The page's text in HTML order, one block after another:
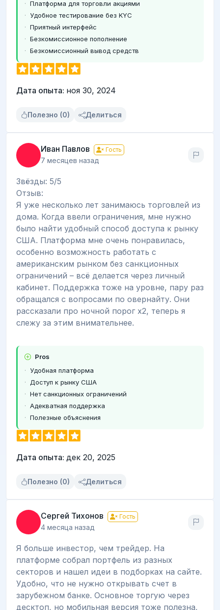
Платформа для торговли акциями
Удобное тестирование без KYC
Приятный интерфейс
Безкомиссионное пополнение
Безкомиссионный вывод средств
Дата опыта: ноя 30, 2024
Полезно (0) Делиться
Иван Павлов Гость
7 месяцев назад
Звёзды: 5/5
Отзыв:
Я уже несколько лет занимаюсь торговлей из
дома. Когда ввели ограничения, мне нужно
было найти удобный способ доступа к рынку
США. Платформа мне очень понравилась,
особенно возможность работать с
американским рынком без санкционных
ограничений – всё делается через личный
кабинет. Поддержка тоже на уровне, пару раз
обращался с вопросами по овернайту. Они
рассказали про ночной порог x2, теперь я
слежу за этим внимательнее.
Pros
Удобная платформа
Доступ к рынку США
Нет санкционных ограничений
Адекватная поддержка
Полезные объяснения
Дата опыта: дек 20, 2025
Полезно (0) Делиться
Сергей Тихонов Гость
4 месяца назад
Я больше инвестор, чем трейдер. На
платформе собрал портфель из разных
секторов и нашел идеи в подборках на сайте.
Удобно, что не нужно открывать счет в
зарубежном банке. Основное торгую через
десктоп, но мобильная версия тоже полезна,